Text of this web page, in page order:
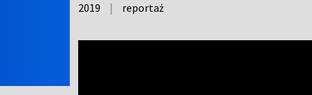
2019 | reportaż